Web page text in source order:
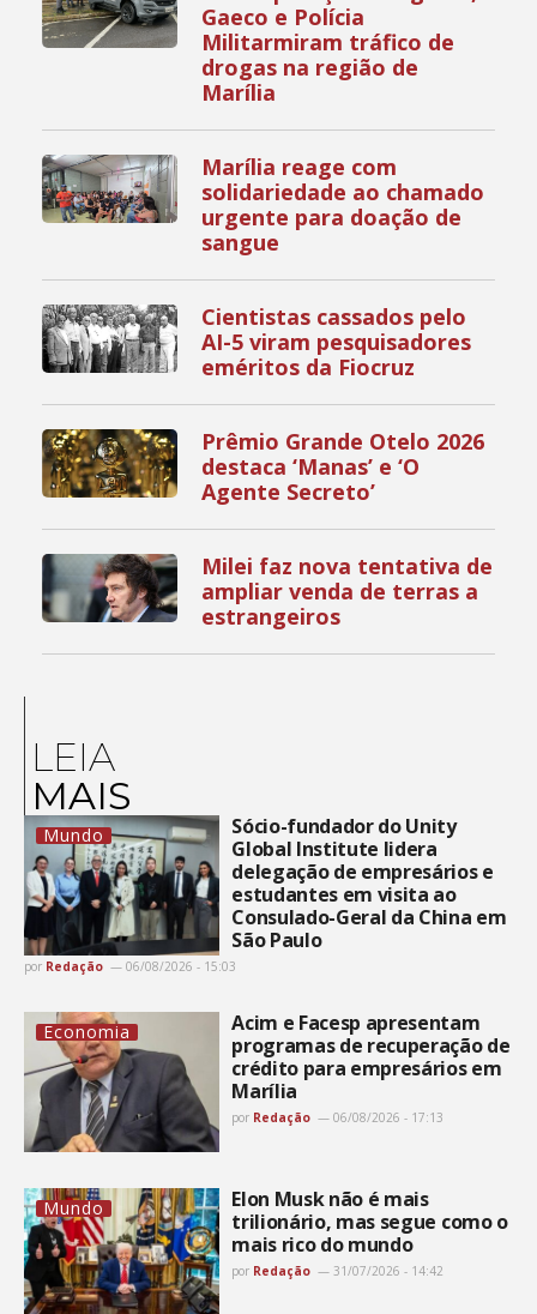
Gaeco e Polícia
Militarmiram tráfico de
drogas na região de
Marília
Marília reage com
solidariedade ao chamado
urgente para doação de
sangue
Cientistas cassados pelo
AI-5 viram pesquisadores
eméritos da Fiocruz
Prêmio Grande Otelo 2026
destaca ‘Manas’ e ‘O
Agente Secreto’
Milei faz nova tentativa de
ampliar venda de terras a
estrangeiros
LEIA
MAIS
Mundo
Sócio-fundador do Unity
Global Institute lidera
delegação de empresários e
estudantes em visita ao
Consulado-Geral da China em
São Paulo
por Redação 06/08/2026 - 15:03
Economia
Acim e Facesp apresentam
programas de recuperação de
crédito para empresários em
Marília
por Redação 06/08/2026 - 17:13
Mundo
Elon Musk não é mais
trilionário, mas segue como o
mais rico do mundo
por Redação 31/07/2026 - 14:42